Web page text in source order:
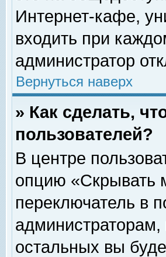
Интернет-кафе,
входить при
администратор
Вернуться наверх
» Как сделать,
пользователей?
В центре
опцию «Скрывать
переключатель в
остальных вы